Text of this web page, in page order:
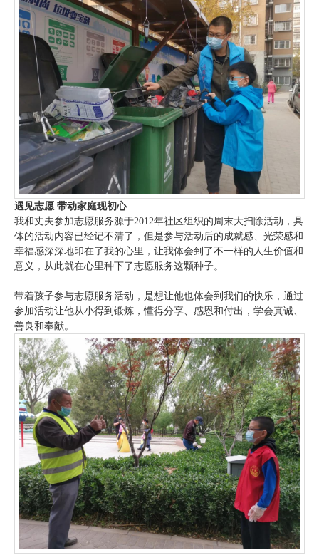
遇见志愿 带动家庭现初心
我和丈夫参加志愿服务源于2012年社区组织的周末大扫除活动，具
体的活动内容已经记不清了，但是参与活动后的成就感、光荣感和
幸福感深深地印在了我的心里，让我体会到了不一样的人生价值和
意义，从此就在心里种下了志愿服务这颗种子。
带着孩子参与志愿服务活动，是想让他也体会到我们的快乐，通过
参加活动让他从小得到锻炼，懂得分享、感恩和付出，学会真诚、
善良和奉献。